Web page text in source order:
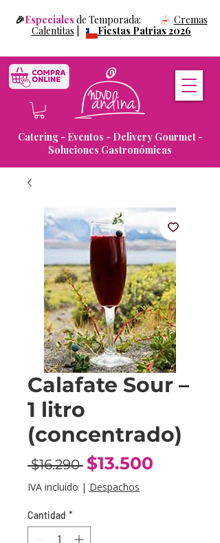
Catering - Eventos - Delivery Gourmet -
Soluciones Gastronómicas
🎉Especiales de Temporada: Cremas
Calentitas
Fiestas Patrias 2026
Calafate Sour –
1 litro
(concentrado)
$16.290 Precio
$13.500
IVA incluido | Despachos
Cantidad *